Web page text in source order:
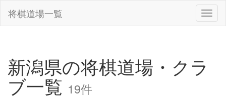
将棋道場一覧
新潟県の将棋道場・クラ
ブ一覧 19件